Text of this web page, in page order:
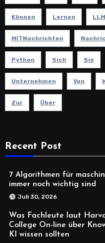
Können Lernen
MITNachrichten
Python Sich Sie
Unternehmen Von
Zur Über
Recent Post
7 Algorithmen für
immer noch wichtig sind
Juli 30, 2026
Was Fachleute laut
College On-line über
KI wissen sollten